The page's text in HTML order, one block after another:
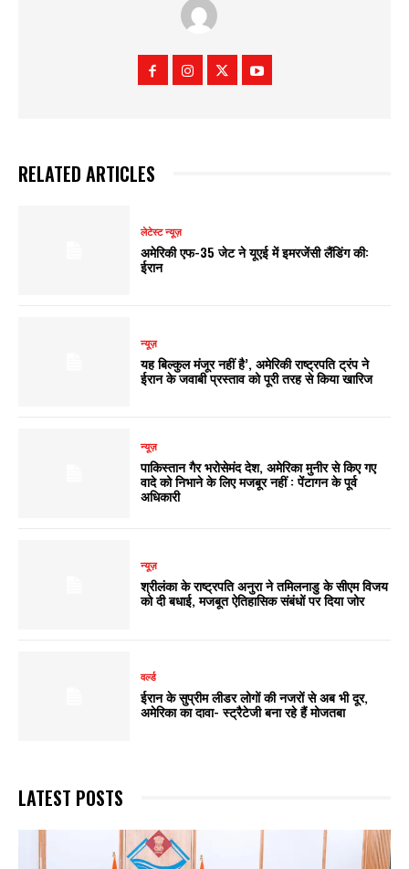
RELATED ARTICLES
लेटेस्ट न्यूज़
अमेरिकी एफ-35 जेट ने यूएई में इमरजेंसी लैंडिंग की:
ईरान
न्यूज़
यह बिल्कुल मंजूर नहीं है’, अमेरिकी राष्ट्रपति ट्रंप ने
ईरान के जवाबी प्रस्ताव को पूरी तरह से किया खारिज
न्यूज़
पाकिस्तान गैर भरोसेमंद देश, अमेरिका मुनीर से किए गए
वादे को निभाने के लिए मजबूर नहीं : पेंटागन के पूर्व
अधिकारी
न्यूज़
श्रीलंका के राष्ट्रपति अनुरा ने तमिलनाडु के सीएम विजय
को दी बधाई, मजबूत ऐतिहासिक संबंधों पर दिया जोर
वर्ल्ड
ईरान के सुप्रीम लीडर लोगों की नजरों से अब भी दूर,
अमेरिका का दावा- स्ट्रैटेजी बना रहे हैं मोजतबा
LATEST POSTS